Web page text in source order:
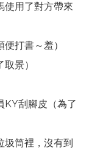
使用了對方帶來
打書～羞）
景）
KY刮腳皮（為了
圾筒裡，沒有到